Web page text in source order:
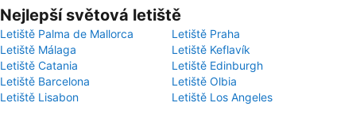
Nejlepší světová letiště
Letiště Palma de Mallorca
Letiště Praha
Letiště Málaga
Letiště Keflavík
Letiště Catania
Letiště Edinburgh
Letiště Barcelona
Letiště Olbia
Letiště Lisabon
Letiště Los Angeles